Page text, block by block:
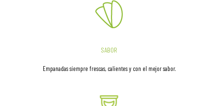
SABOR
Empanadas siempre frescas, calientes y con el mejor sabor.